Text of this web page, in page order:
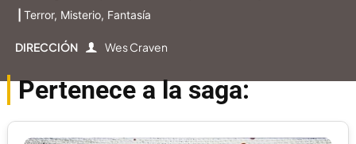
Terror, Misterio, Fantasía
DIRECCIÓN Wes Craven
Pertenece a la saga: